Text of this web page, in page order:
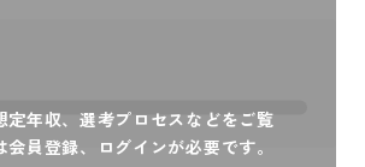
定年収、選考プロセスなどをご覧
会員登録、ログインが必要です。